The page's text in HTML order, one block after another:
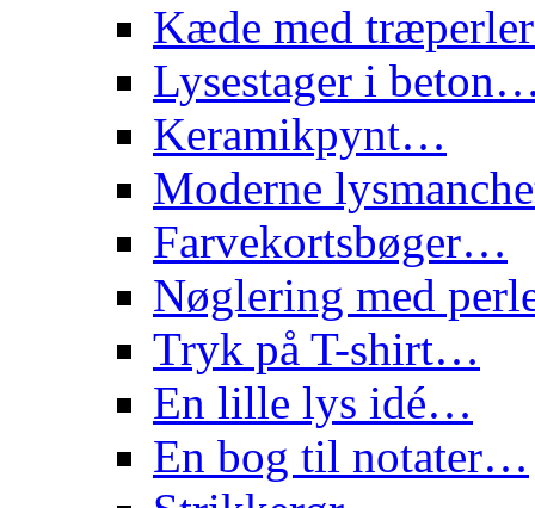
Kæde med
Lysestager i
Keramikpynt…
Moderne
Farvekortsbøger…
Nøglering med
Tryk på T-shirt…
En lille lys idé…
En bog til notater…